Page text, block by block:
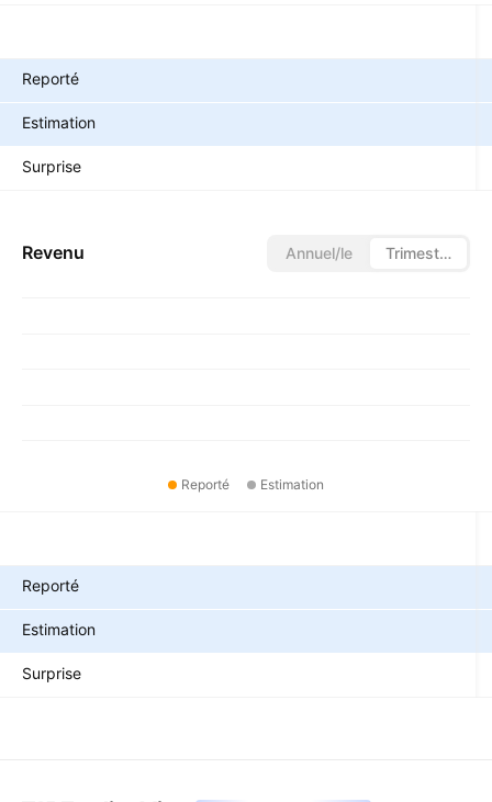
Reporté
Estimation
Surprise
Revenu Annuel/le Trimestriel/le
Reporté Estimation
Reporté
Estimation
Surprise